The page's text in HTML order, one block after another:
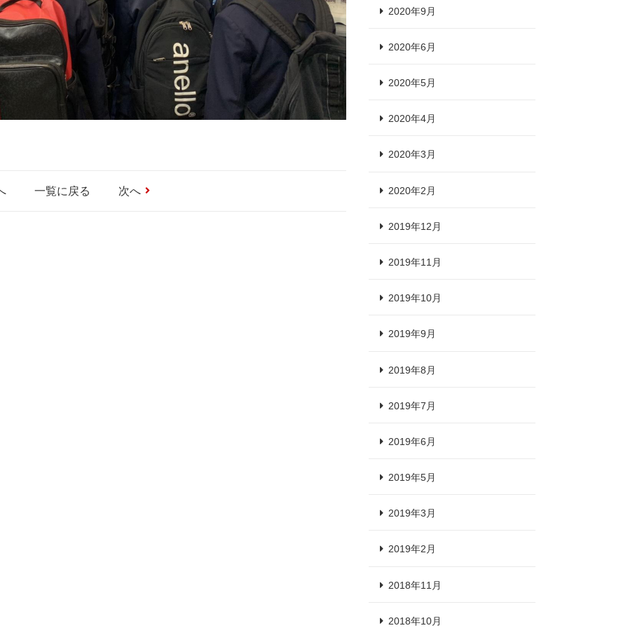
一覧に戻る 次へ
2020年9月
2020年6月
2020年5月
2020年4月
2020年3月
2020年2月
2019年12月
2019年11月
2019年10月
2019年9月
2019年8月
2019年7月
2019年6月
2019年5月
2019年3月
2019年2月
2018年11月
2018年10月